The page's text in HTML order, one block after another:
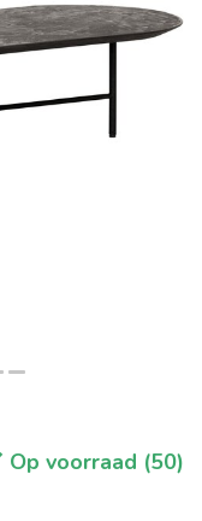
Op voorraad (50)